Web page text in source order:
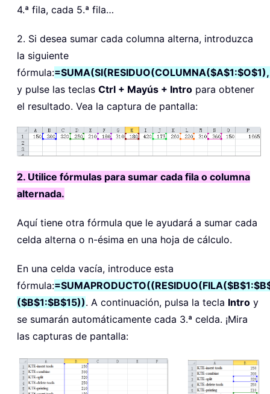
4.ª fila, cada 5.ª fila…
2. Si desea sumar cada columna alterna, introduzca
la siguiente
fórmula:
y pulse las teclas Ctrl + Mayús + Intro para obtener
el resultado. Vea la captura de pantalla:
2. Utilice fórmulas para sumar cada fila o columna
alternada.
Aquí tiene otra fórmula que le ayudará a sumar cada
celda alterna o n-ésima en una hoja de cálculo.
En una celda vacía, introduce esta
fórmula:
($B$1:$B$15)). A continuación, pulsa la tecla Intro y
se sumarán automáticamente cada 3.ª celda. ¡Mira
las capturas de pantalla: